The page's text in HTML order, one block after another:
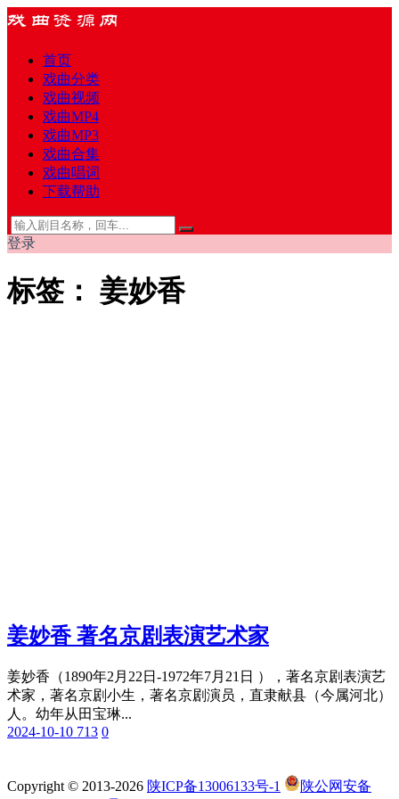
首页
戏曲分类
戏曲视频
戏曲MP4
戏曲MP3
戏曲合集
戏曲唱词
下载帮助
登录
标签： 姜妙香
姜妙香 著名京剧表演艺术家
姜妙香（1890年2月22日-1972年7月21日 ），著名京剧表演艺
术家，著名京剧小生，著名京剧演员，直隶献县（今属河北）
人。幼年从田宝琳...
2024-10-10 713 0
Copyright © 2013-2026 陕ICP备13006133号-1
陕公网安备